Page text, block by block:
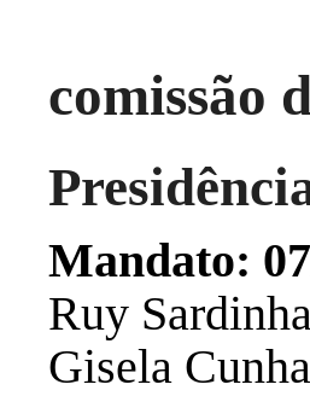
comissão
Mandato:
Ruy
Gisela